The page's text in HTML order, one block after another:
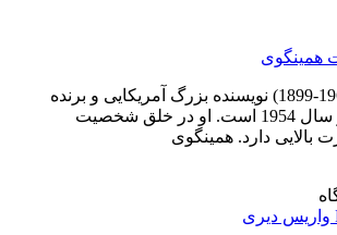
همینگوی
ارنست همینگوی (1961-1899) نویسنده بزرگ آمریکایی و برنده
جایزه نوبل ادبیات در سال 1954 است. او در خلق شخصیت‌
بالایی دارد. همینگوی